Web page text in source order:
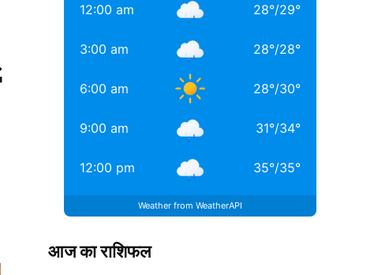
12:00 am 28°/29°
3:00 am 28°/28°
6:00 am 28°/30°
9:00 am 31°/34°
12:00 pm 35°/35°
Weather from WeatherAPI
आज का राशिफल